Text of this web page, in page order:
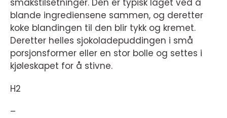
smakstilsetninger. Den er typisk laget ved å
blande ingrediensene sammen, og deretter
koke blandingen til den blir tykk og kremet.
Deretter helles sjokoladepuddingen i små
porsjonsformer eller en stor bolle og settes i
kjøleskapet for å stivne.
H2
–